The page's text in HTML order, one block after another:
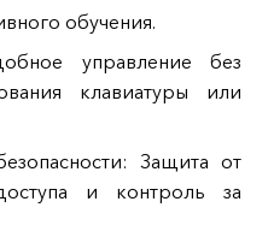
обучения.
управление без
клавиатуры или
Защита от
и контроль за